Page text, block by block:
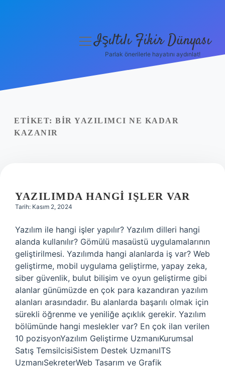
Yasal Uyarı
menüyüIşıltılı Fikir Dünyası
Parlak önerilerle hayatını aydınlat!
ETIKET: BIR YAZILIMCI NE KADAR
KAZANIR
YAZILIMDA HANGI IŞLER VAR
Tarih: Kasım 2, 2024
Yazılım ile hangi işler yapılır? Yazılım dilleri hangi
alanda kullanılır? Gömülü masaüstü uygulamalarının
geliştirilmesi. Yazılımda hangi alanlarda iş var? Web
geliştirme, mobil uygulama geliştirme, yapay zeka,
siber güvenlik, bulut bilişim ve oyun geliştirme gibi
alanlar günümüzde en çok para kazandıran yazılım
alanları arasındadır. Bu alanlarda başarılı olmak için
sürekli öğrenme ve yeniliğe açıklık gerekir. Yazılım
bölümünde hangi meslekler var? En çok ilan verilen
10 pozisyonYazılım Geliştirme UzmanıKurumsal
Satış TemsilcisiSistem Destek UzmanıITS
UzmanıSekreterWeb Tasarım ve Grafik